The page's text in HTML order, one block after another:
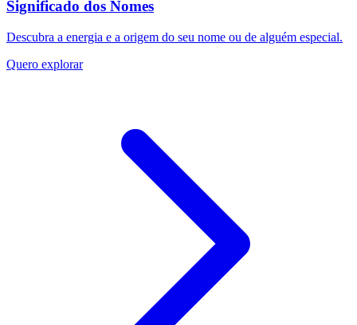
Significado dos Nomes
Descubra a energia e a origem do seu nome ou de alguém especial.
Quero explorar